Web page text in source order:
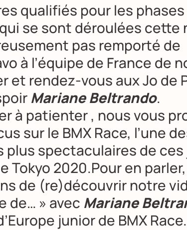
qualifiés pour les
qui se sont déroulées cette
pas remporté de
à l’équipe de France de
et rendez-vous aux Jo de
Mariane Beltrando.
à patienter , nous vous
sur le BMX Race, l’une
plus spectaculaires de ces
Tokyo 2020.Pour en
de (re)découvrir notre
de… » avec Mariane
junior de BMX Race.